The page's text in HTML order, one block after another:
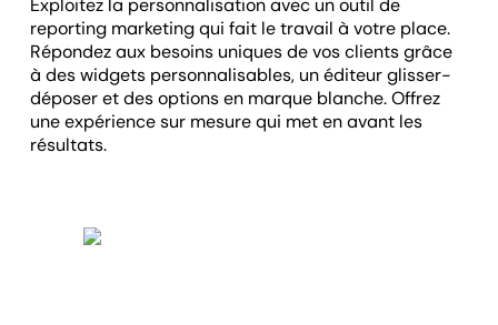
Exploitez la personnalisation avec un outil de
reporting marketing qui fait le travail à votre place.
Répondez aux besoins uniques de vos clients grâce
à des widgets personnalisables, un éditeur glisser-
déposer et des options en marque blanche. Offrez
une expérience sur mesure qui met en avant les
résultats.